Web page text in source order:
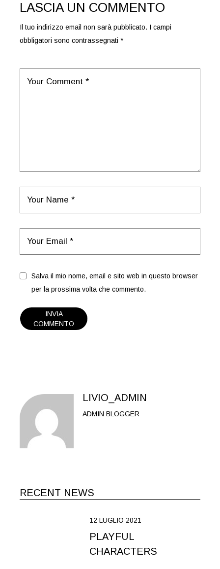
LASCIA UN COMMENTO
Il tuo indirizzo email non sarà pubblicato. I campi
obbligatori sono contrassegnati*
Salva il mio nome, email e sito web in questo browser
per la prossima volta che commento.
INVIA
COMMENTO
LIVIO_ADMIN
ADMIN BLOGGER
RECENT NEWS
12 LUGLIO 2021
PLAYFUL
CHARACTERS